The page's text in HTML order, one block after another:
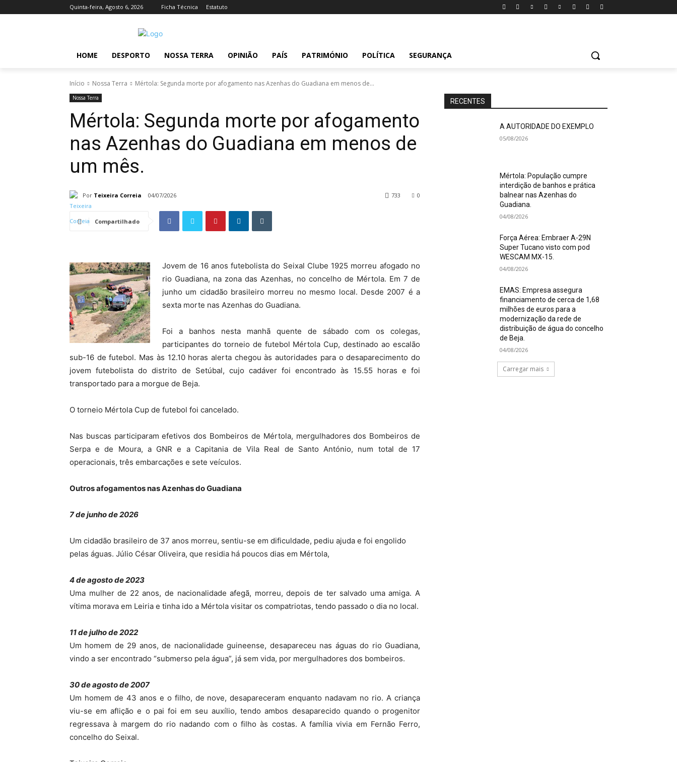
Quinta-feira, Agosto 6, 2026 Ficha Técnica Estatuto
HOME DESPORTO NOSSA TERRA OPINIÃO PAÍS PATRIMÓNIO POLÍTICA SEGURANÇA
Início Nossa Terra Mértola: Segunda morte por afogamento nas Azenhas do Guadiana em menos de...
Nossa Terra
Mértola: Segunda morte por afogamento
nas Azenhas do Guadiana em menos de
um mês.
Por Teixeira Correia 04/07/2026 0
733
Compartilhado
Jovem de 16 anos futebolista do Seixal Clube 1925 morreu afogado no
rio Guadiana, na zona das Azenhas, no concelho de Mértola. Em 7 de
junho um cidadão brasileiro morreu no mesmo local. Desde 2007 é a
sexta morte nas Azenhas do Guadiana.
Foi a banhos nesta manhã quente de sábado com os colegas,
participantes do torneio de futebol Mértola Cup, destinado ao escalão
sub-16 de futebol. Mas às 12.10 horas alerta chegou às autoridades para o desaparecimento do
jovem futebolista do distrito de Setúbal, cujo cadáver foi encontrado às 15.55 horas e foi
transportado para a morgue de Beja.
O torneio Mértola Cup de futebol foi cancelado.
Nas buscas participaram efetivos dos Bombeiros de Mértola, mergulhadores dos Bombeiros de
Serpa e de Moura, a GNR e a Capitania de Vila Real de Santo António, num total de 17
operacionais, três embarcações e sete veículos.
Outros afogamentos nas Azenhas do Guadiana
7 de junho de 2026
Um cidadão brasileiro de 37 anos morreu, sentiu-se em dificuldade, pediu ajuda e foi engolido
pelas águas. Júlio César Oliveira, que residia há poucos dias em Mértola,
4 de agosto de 2023
Uma mulher de 22 anos, de nacionalidade afegã, morreu, depois de ter salvado uma amiga. A
vítima morava em Leiria e tinha ido a Mértola visitar os compatriotas, tendo passado o dia no local.
11 de julho de 2022
Um homem de 29 anos, de nacionalidade guineense, desapareceu nas águas do rio Guadiana,
vindo a ser encontrado “submerso pela água”, já sem vida, por mergulhadores dos bombeiros.
30 de agosto de 2007
Um homem de 43 anos e o filho, de nove, desapareceram enquanto nadavam no rio. A criança
viu-se em aflição e o pai foi em seu auxílio, tendo ambos desaparecido quando o progenitor
regressava à margem do rio nadando com o filho às costas. A família vivia em Fernão Ferro,
concelho do Seixal.
RECENTES
A AUTORIDADE DO EXEMPLO
05/08/2026
Mértola: População cumpre
interdição de banhos e prática
balnear nas Azenhas do
Guadiana.
04/08/2026
Força Aérea: Embraer A-29N
Super Tucano visto com pod
WESCAM MX-15.
04/08/2026
EMAS: Empresa assegura
financiamento de cerca de 1,68
milhões de euros para a
modernização da rede de
distribuição de água do concelho
de Beja.
04/08/2026
Carregar mais